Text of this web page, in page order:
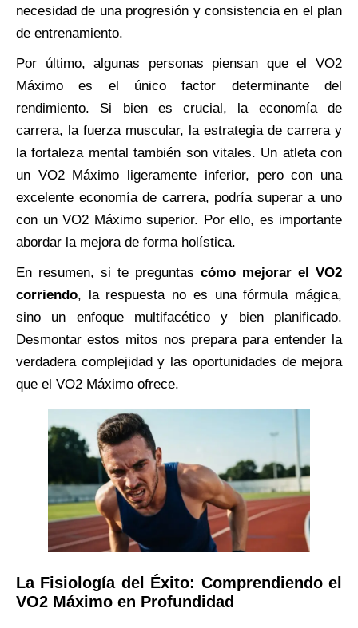
necesidad de una progresión y consistencia en el plan
de entrenamiento.
Por último, algunas personas piensan que el VO2
Máximo es el único factor determinante del
rendimiento. Si bien es crucial, la economía de
carrera, la fuerza muscular, la estrategia de carrera y
la fortaleza mental también son vitales. Un atleta con
un VO2 Máximo ligeramente inferior, pero con una
excelente economía de carrera, podría superar a uno
con un VO2 Máximo superior. Por ello, es importante
abordar la mejora de forma holística.
En resumen, si te preguntas cómo mejorar el VO2
corriendo, la respuesta no es una fórmula mágica,
sino un enfoque multifacético y bien planificado.
Desmontar estos mitos nos prepara para entender la
verdadera complejidad y las oportunidades de mejora
que el VO2 Máximo ofrece.
La Fisiología del Éxito: Comprendiendo el
VO2 Máximo en Profundidad